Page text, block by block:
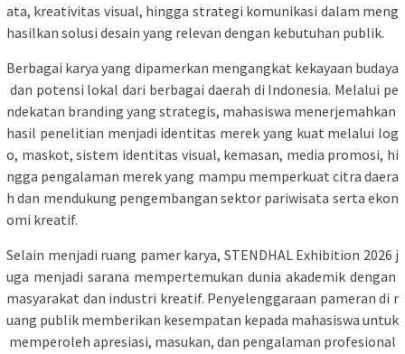
ata, kreativitas visual, hingga strategi komunikasi dalam meng
hasilkan solusi desain yang relevan dengan kebutuhan publik.
Berbagai karya yang dipamerkan mengangkat kekayaan budaya
dan potensi lokal dari berbagai daerah di Indonesia. Melalui pe
ndekatan branding yang strategis, mahasiswa menerjemahkan
hasil penelitian menjadi identitas merek yang kuat melalui log
o, maskot, sistem identitas visual, kemasan, media promosi, hi
ngga pengalaman merek yang mampu memperkuat citra daera
h dan mendukung pengembangan sektor pariwisata serta ekon
omi kreatif.
Selain menjadi ruang pamer karya, STENDHAL Exhibition 2026 j
uga menjadi sarana mempertemukan dunia akademik dengan
masyarakat dan industri kreatif. Penyelenggaraan pameran di r
uang publik memberikan kesempatan kepada mahasiswa untuk
memperoleh apresiasi, masukan, dan pengalaman profesional